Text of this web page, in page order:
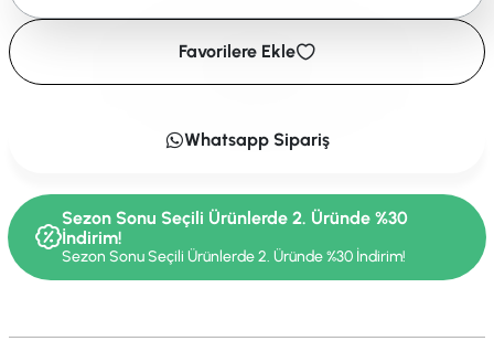
Favorilere Ekle
Whatsapp Sipariş
Sezon Sonu Seçili Ürünlerde 2. Üründe %30
İndirim!
Sezon Sonu Seçili Ürünlerde 2. Üründe %30 İndirim!